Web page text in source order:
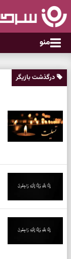
منو
درگذشت بازیگر